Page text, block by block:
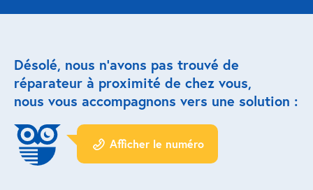
Modernisation et domotique
Centralisation volets roulants
Motoriser un volet roulant
ESPACE PRO
Désolé, nous n’avons pas trouvé de
réparateur à proximité de chez vous,
nous vous accompagnons vers une solution :
Afficher le numéro